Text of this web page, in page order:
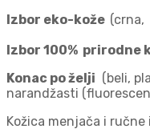
Izbor eko-kože (crna,
Izbor 100% prirodne
Konac po želji (beli,
narandžasti
Kožica menjača i